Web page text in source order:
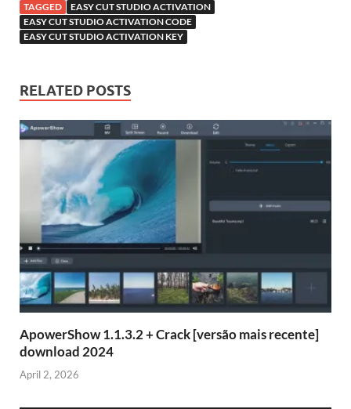
TAGGED
EASY CUT STUDIO ACTIVATION
EASY CUT STUDIO ACTIVATION CODE
EASY CUT STUDIO ACTIVATION KEY
RELATED POSTS
ApowerShow 1.1.3.2 + Crack [versão mais recente]
download 2024
April 2, 2026